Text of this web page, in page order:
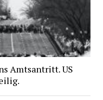
Amtsantritt. US